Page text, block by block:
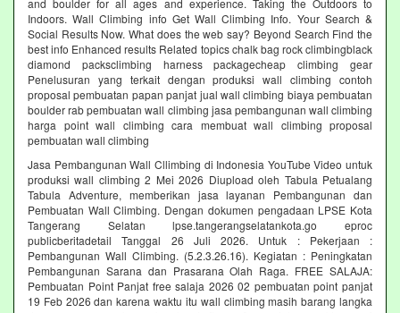
Indoors. Wall Climbing‎ info Get Wall Climbing Info. Your Search &
Social Results Now. What does the web say? Beyond Search Find the
best info Enhanced results Related topics chalk bag rock climbingblack
diamond packsclimbing harness packagecheap climbing gear
Penelusuran yang terkait dengan produksi wall climbing contoh
proposal pembuatan papan panjat jual wall climbing biaya pembuatan
boulder rab pembuatan wall climbing jasa pembangunan wall climbing
harga point wall climbing cara membuat wall climbing proposal
pembuatan wall climbing
Jasa Pembangunan Wall Cllimbing di Indonesia YouTube Video untuk
produksi wall climbing 2 Mei 2026 Diupload oleh Tabula Petualang
Tabula Adventure, memberikan jasa layanan Pembangunan dan
Pembuatan Wall Climbing. Dengan dokumen pengadaan LPSE Kota
Tangerang Selatan lpse.tangerangselatankota.go eproc
publicberitadetail Tanggal 26 Juli 2026. Untuk : Pekerjaan :
Pembangunan Wall Climbing. (5.2.3.26.16). Kegiatan : Peningkatan
Pembangunan Sarana dan Prasarana Olah Raga. FREE SALAJA:
Pembuatan Point Panjat free salaja 2026 02 pembuatan point panjat
19 Feb 2026 dan karena waktu itu wall climbing masih barang langka